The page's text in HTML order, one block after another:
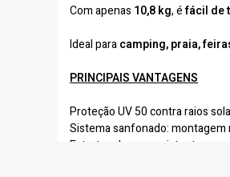
Com apenas 10,8 kg, éfácil de
Ideal paracamping, praia,
PRINCIPAIS VANTAGENS
Proteção UV 50 contra raios
Sistema sanfonado: montagem
Estrutura leve e resistente